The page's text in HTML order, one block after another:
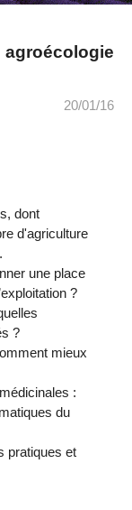
20/01/16
agroécologie
dont
d'agriculture
une place
?
?
mieux
:
du
pratiques et